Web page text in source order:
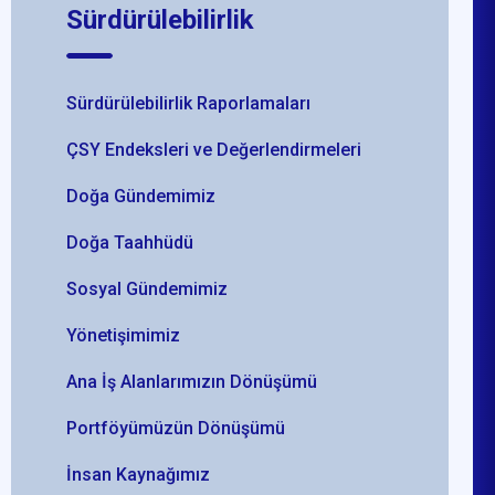
Sürdürülebilirlik
Sürdürülebilirlik Raporlamaları
ÇSY Endeksleri ve Değerlendirmeleri
Doğa Gündemimiz
Doğa Taahhüdü
Sosyal Gündemimiz
Yönetişimimiz
Ana İş Alanlarımızın Dönüşümü
Portföyümüzün Dönüşümü
İnsan Kaynağımız